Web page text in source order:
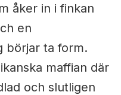
åker in i finkan
en
börjar ta form.
maffian där
och slutligen